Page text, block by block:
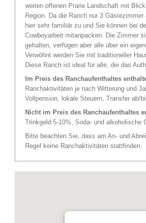
weiten offenen Prarie Landschaft mit
Region. Da die Ranch nur 3 Gästezimmer
hier sehr familiär zu und Sie können bei
Cowboyarbeit mitanpacken. Die Zimmer
gehalten, verfügen aber alle über ein
Verwöhnt werden Sie mit traditioneller
Diese Ranch ist ideal für alle, die das
Im Preis des Ranchaufenthaltes
Ranchaktivitäten je nach Witterung und
Vollpension, lokale Steuern, Transfer ab/
Nicht im Preis des Ranchaufenthaltes
Trinkgeld 5-10%, Soda- und alkoholische
Bitte beachten Sie, dass am An- und
Regel keine Ranchaktivitäten stattfinden.